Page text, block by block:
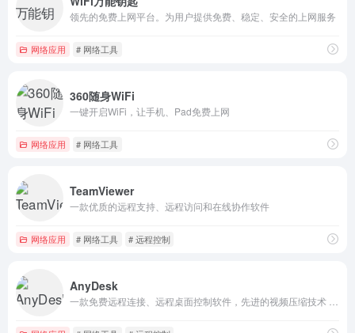
领先的免费上网平台。为用户提供免费、稳定、安全的上网服务
网络应用 # 网络工具
360随身WiFi
一键开启WiFi，让手机、Pad免费上网
网络应用 # 网络工具
TeamViewer
一款优质的远程支持、远程访问和在线协作软件
网络应用 # 网络工具 # 远程控制
AnyDesk